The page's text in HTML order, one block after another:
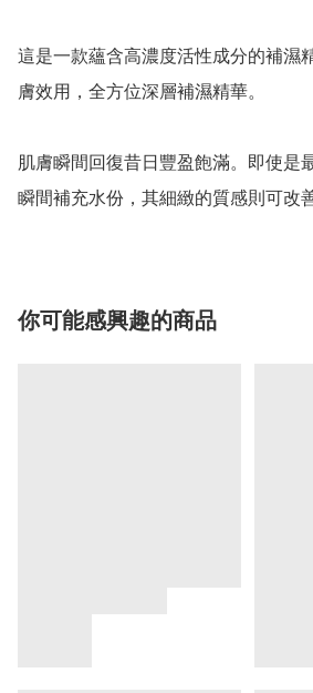
這是一款蘊含高濃度活性成分的補濕
膚效用，全方位深層補濕精華。
肌膚瞬間回復昔日豐盈飽滿。即使是
瞬間補充水份，其細緻的質感則可改善
你可能感興趣的商品